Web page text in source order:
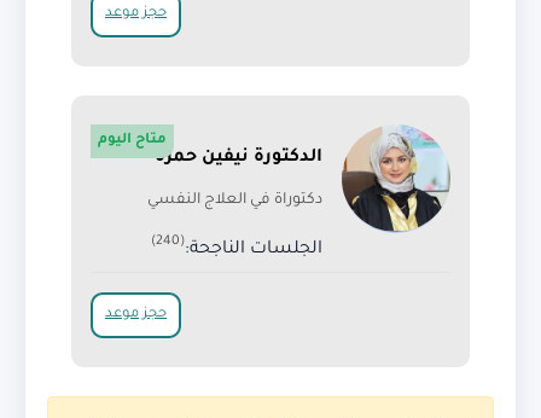
حجز موعد
الدكتورة نيفين حمزة
دكتوراة في العلاج النفسي
الجلسات الناجحة:(240)
متاح اليوم
حجز موعد